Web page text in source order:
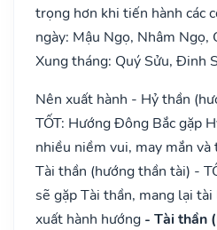
trọng hơn khi tiến hành các
ngày: Mậu Ngọ, Nhâm Ngọ,
Xung tháng: Quý Sửu, Đinh
Nên xuất hành - Hỷ thần
TỐT: Hướng Đông Bắc gặp
nhiều niềm vui, may mắn
Tài thần (hướng thần tài) -
sẽ gặp Tài thần, mang lại
xuất hành hướng - Tài thần